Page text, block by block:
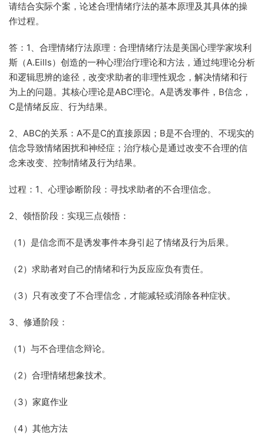
请结合实际个案，论述合理情绪疗法的基本原理及其具体的操
作过程。
答：1、合理情绪疗法原理：合理情绪疗法是美国心理学家埃利
斯（A.Eills）创造的一种心理治疗理论和方法，通过纯理论分析
和逻辑思辨的途径，改变求助者的非理性观念，解决情绪和行
为上的问题。其核心理论是ABC理论。A是诱发事件，B信念，
C是情绪反应、行为结果。
2、ABC的关系：A不是C的直接原因；B是不合理的、不现实的
信念导致情绪困扰和神经症；治疗核心是通过改变不合理的信
念来改变、控制情绪及行为结果。
过程：1、心理诊断阶段：寻找求助者的不合理信念。
2、领悟阶段：实现三点领悟：
（1）是信念而不是诱发事件本身引起了情绪及行为后果。
（2）求助者对自己的情绪和行为反应应负有责任。
（3）只有改变了不合理信念，才能减轻或消除各种症状。
3、修通阶段：
（1）与不合理信念辩论。
（2）合理情绪想象技术。
（3）家庭作业
（4）其他方法